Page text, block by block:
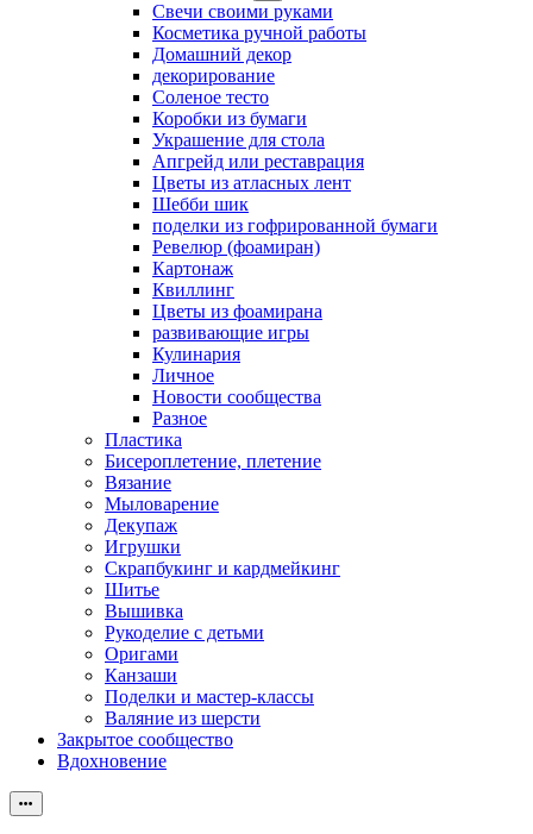
Свечи своими руками
Косметика ручной работы
Домашний декор
декорирование
Соленое тесто
Коробки из бумаги
Украшение для стола
Апгрейд или реставрация
Цветы из атласных лент
Шебби шик
поделки из гофрированной бумаги
Ревелюр (фоамиран)
Картонаж
Квиллинг
Цветы из фоамирана
развивающие игры
Кулинария
Личное
Новости сообщества
Разное
Пластика
Бисероплетение, плетение
Вязание
Мыловарение
Декупаж
Игрушки
Скрапбукинг и кардмейкинг
Шитье
Вышивка
Рукоделие с детьми
Оригами
Канзаши
Поделки и мастер-классы
Валяние из шерсти
Закрытое сообщество
Вдохновение